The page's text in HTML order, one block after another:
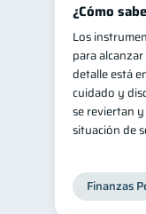
Mipymes
Salud
Retiro 1
¿Cómo
Los
para
detalle está
cuidado y
se reviertan
situación de
Finanzas